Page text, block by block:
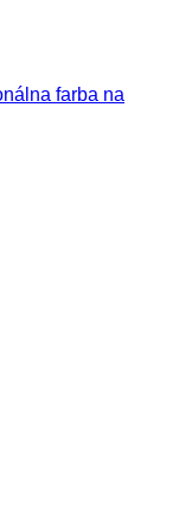
farba na